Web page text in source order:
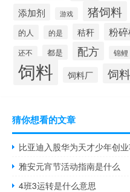
添加剂 游戏 猪饲料
的人 的是 秸秆 粉
还不 都是 配方 锦鲤
饲料 饲料厂 饲
猜你想看的文章
比亚迪入股华为天才少年创
雅安元宵节活动指南是什么
4班3运转是什么意思